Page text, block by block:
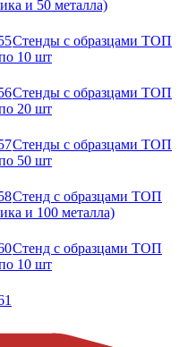
и 50 металла)
Стенды с образцами ТОП
10 шт
Стенды с образцами ТОП
20 шт
Стенды с образцами ТОП
50 шт
Стенд с образцами ТОП
и 100 металла)
Стенд с образцами ТОП
10 шт